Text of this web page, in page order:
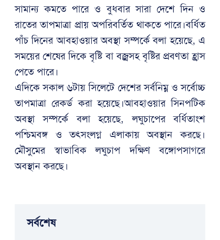
সামান্য কমতে পারে ও বুধবার সারা দেশে দিন ও
রাতের তাপমাত্রা প্রায় অপরিবর্তিত থাকতে পারে।বর্ধিত
পাঁচ দিনের আবহাওয়ার অবস্থা সম্পর্কে বলা হয়েছে, এ
সময়ের শেষের দিকে বৃষ্টি বা বজ্রসহ বৃষ্টির প্রবণতা হ্রাস
পেতে পারে।
এদিকে সকাল ৬টায় সিলেটে দেশের সর্বনিম্ন ও সর্বোচ্চ
তাপমাত্রা রেকর্ড করা হয়েছে।আবহাওয়ার সিনপটিক
অবস্থা সম্পর্কে বলা হয়েছে, লঘুচাপের বর্ধিতাংশ
পশ্চিমবঙ্গ ও তৎসংলগ্ন এলাকায় অবস্থান করছে।
মৌসুমের স্বাভাবিক লঘুচাপ দক্ষিণ বঙ্গোপসাগরে
অবস্থান করছে।
সর্বশেষ